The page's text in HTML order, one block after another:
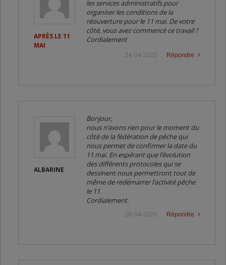
APRÈS LE 11
MAI
les services administratifs pour
organiser les conditions de la
réouverture pour le 11 mai. De votre
côté, vous avez commencé ce travail ?
Cordialement
Répondre
24-04-2020
ALBARINE
Bonjour,
nous n’avons rien pour le moment du
côté de la fédération de pêche qui
nous permet de confirmer la date du
11 mai. En espérant que l’évolution
des différents protocoles qui se
dessinent nous permettront tout de
même de redémarrer l’activité pêche
le 11.
Cordialement.
Répondre
26-04-2020